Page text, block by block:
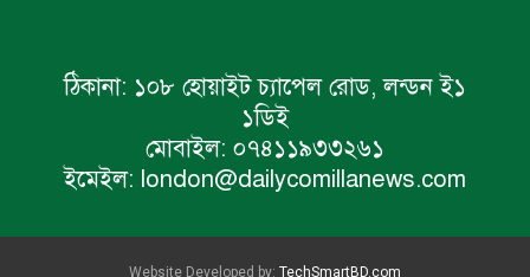
ঠিকানা: ১০৮ হোয়াইট চ্যাপেল রোড, লন্ডন ই১
১ডিই
মোবাইল: ০৭৪১১৯৩৩২৬১
ইমেইল: london@dailycomillanews.com
Website Developed by: TechSmartBD.com